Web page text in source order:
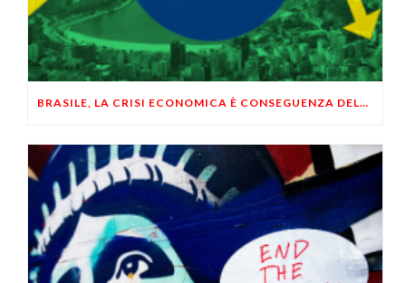
BRASILE, LA CRISI ECONOMICA È CONSEGUENZA DELLE POLITICHE KEYNESIANE